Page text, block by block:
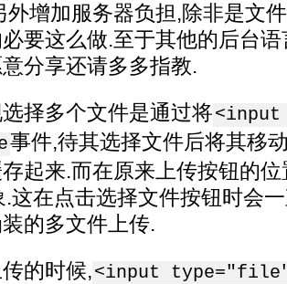
外增加服务器负担,除非是文
要这么做.至于其他的后台
分享还请多多指教.
择多个文件是通过将
事件,待其选择文件后将其移
起来.而在原来上传按钮的
.这在点击选择文件按钮时会
的多文件上传.
的时候,<input